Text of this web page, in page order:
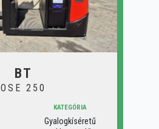
BT
OSE 250
KATEGÓRIA
Gyalogkíséretű